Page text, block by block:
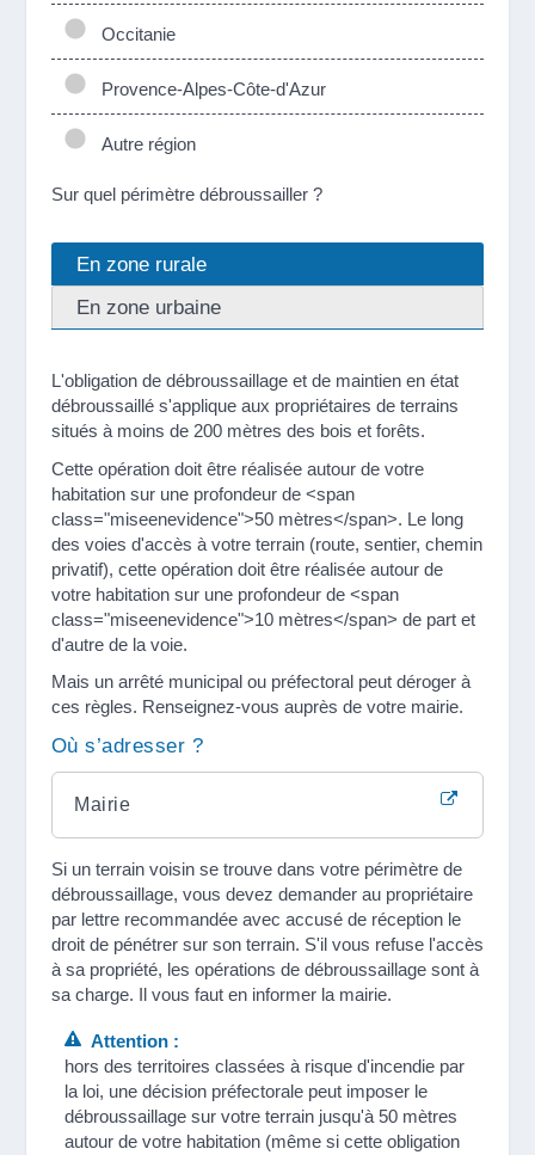
Occitanie
Provence-Alpes-Côte-d'Azur
Autre région
Sur quel périmètre débroussailler ?
En zone rurale
En zone urbaine
L'obligation de débroussaillage et de maintien en état
débroussaillé s'applique aux propriétaires de terrains
situés à moins de 200 mètres des bois et forêts.
Cette opération doit être réalisée autour de votre
habitation sur une profondeur de <span
class="miseenevidence">50 mètres</span>. Le long
des voies d'accès à votre terrain (route, sentier, chemin
privatif), cette opération doit être réalisée autour de
votre habitation sur une profondeur de <span
class="miseenevidence">10 mètres</span> de part et
d'autre de la voie.
Mais un arrêté municipal ou préfectoral peut déroger à
ces règles. Renseignez-vous auprès de votre mairie.
Où s’adresser ?
Mairie
Si un terrain voisin se trouve dans votre périmètre de
débroussaillage, vous devez demander au propriétaire
par lettre recommandée avec accusé de réception le
droit de pénétrer sur son terrain. S'il vous refuse l'accès
à sa propriété, les opérations de débroussaillage sont à
sa charge. Il vous faut en informer la mairie.
Attention :
hors des territoires classées à risque d'incendie par
la loi, une décision préfectorale peut imposer le
débroussaillage sur votre terrain jusqu'à 50 mètres
autour de votre habitation (même si cette obligation